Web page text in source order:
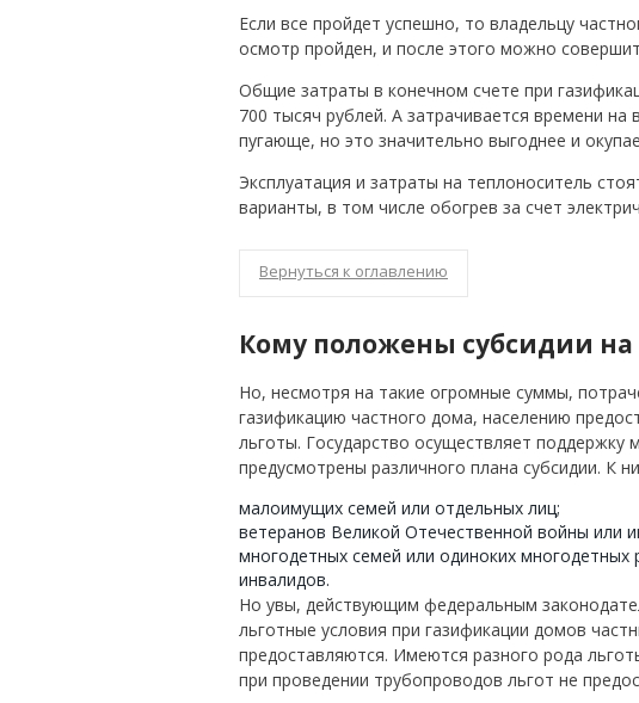
Если все пройдет успешно, то владельцу
осмотр пройден, и после этого можно
Общие затраты в конечном счете при
700 тысяч рублей. А затрачивается времени
пугающе, но это значительно выгоднее и
Эксплуатация и затраты на теплоноситель
варианты, в том числе обогрев за счет
Вернуться к оглавлению
Кому положены субсидии на
Но, несмотря на такие огромные суммы,
газификацию частного дома, населению
льготы. Государство осуществляет поддержку
предусмотрены различного плана субсидии. К
малоимущих семей или отдельных лиц;
ветеранов Великой Отечественной войны или
многодетных семей или одиноких многодетных
инвалидов.
Но увы, действующим федеральным
льготные условия при газификации домов
предоставляются. Имеются разного рода
при проведении трубопроводов льгот не